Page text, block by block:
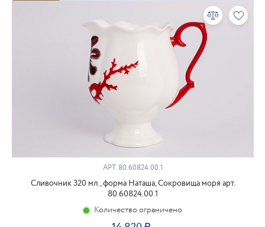
АРТ.80.60824.00.1
Сливочник 320 мл., форма Наташа, Сокровища моря арт.
80.60824.00.1
Количество ограничено